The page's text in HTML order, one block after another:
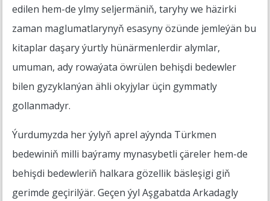
edilen hem-de ylmy seljermäniň, taryhy we häzirki
zaman maglumatlarynyň esasyny özünde jemleýän bu
kitaplar daşary ýurtly hünärmenlerdir alymlar,
umuman, ady rowaýata öwrülen behişdi bedewler
bilen gyzyklanýan ähli okyjylar üçin gymmatly
gollanmadyr.
Ýurdumyzda her ýylyň aprel aýynda Türkmen
bedewiniň milli baýramy mynasybetli çäreler hem-de
behişdi bedewleriň halkara gözellik bäsleşigi giň
gerimde geçirilýär. Geçen ýyl Aşgabatda Arkadagly